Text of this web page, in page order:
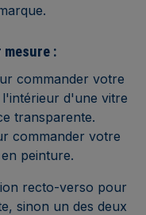
:
commander votre
d'une vitre
transparente.
commander votre
peinture.
recto-verso pour
sinon un des deux